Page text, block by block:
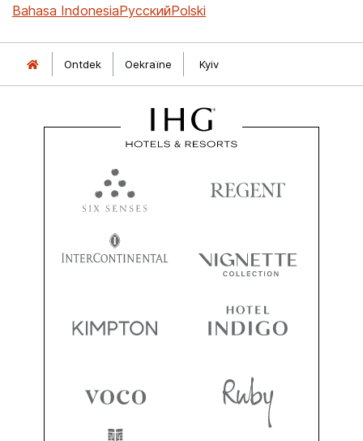
Bahasa IndonesiaРусскийPolski
Ontdek Oekraïne Kyiv